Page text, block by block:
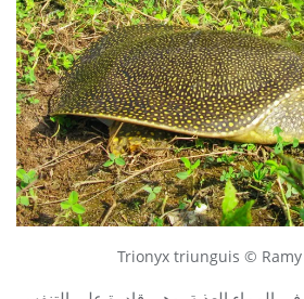
Trionyx triunguis ©